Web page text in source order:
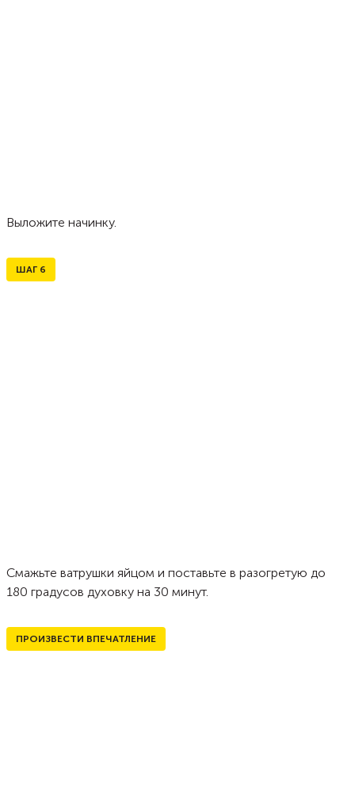
Выложите начинку.
ШАГ 6
Смажьте ватрушки яйцом и поставьте в разогретую до
180 градусов духовку на 30 минут.
ПРОИЗВЕСТИ ВПЕЧАТЛЕНИЕ